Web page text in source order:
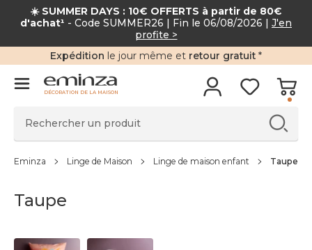
☀️ SUMMER DAYS : 10€ OFFERTS à partir de 80
d'achat¹ - Code SUMMER26 | Fin le 06/08/2026 | J'en
profite >
Expédition le jour même et retour gratuit *
DÉCORATION DE LA MAISON
Eminza Linge de Maison Linge de maison enfant Taupe
Taupe